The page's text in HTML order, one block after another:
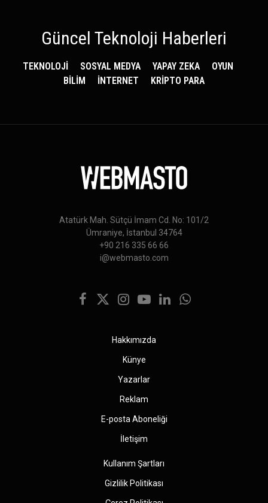
Güncel Teknoloji Haberleri
TEKNOLOJİ SOSYAL MEDYA YAPAY ZEKA
OYUN
BİLİM
İNTERNET KRİPTO PARA
Atatürk Mah. Sütçü İmam Cd. No: 101/2
Ümraniye, İstanbul 34764
+90 216 335 66 66
i@webmasto.com
Facebook
X
Instagram
YouTubeLinkedInWhatsApp
Hakkımızda
Künye
Yazarlar
Reklam
E-posta Aboneliği
İletişim
Kullanım Şartları
Gizlilik Politikası